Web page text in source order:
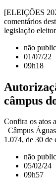
[ELEIÇÕES
comentários
legislação
não
01/07/22
09h18
câmpus
Confira os atos
Câmpus
1.074, de 30 de
não
05/02/24
09h57